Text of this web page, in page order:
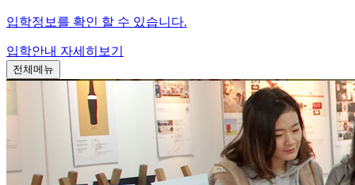
입학정보를 확인 할 수 있습니다.
입학안내 자세히보기
전체메뉴